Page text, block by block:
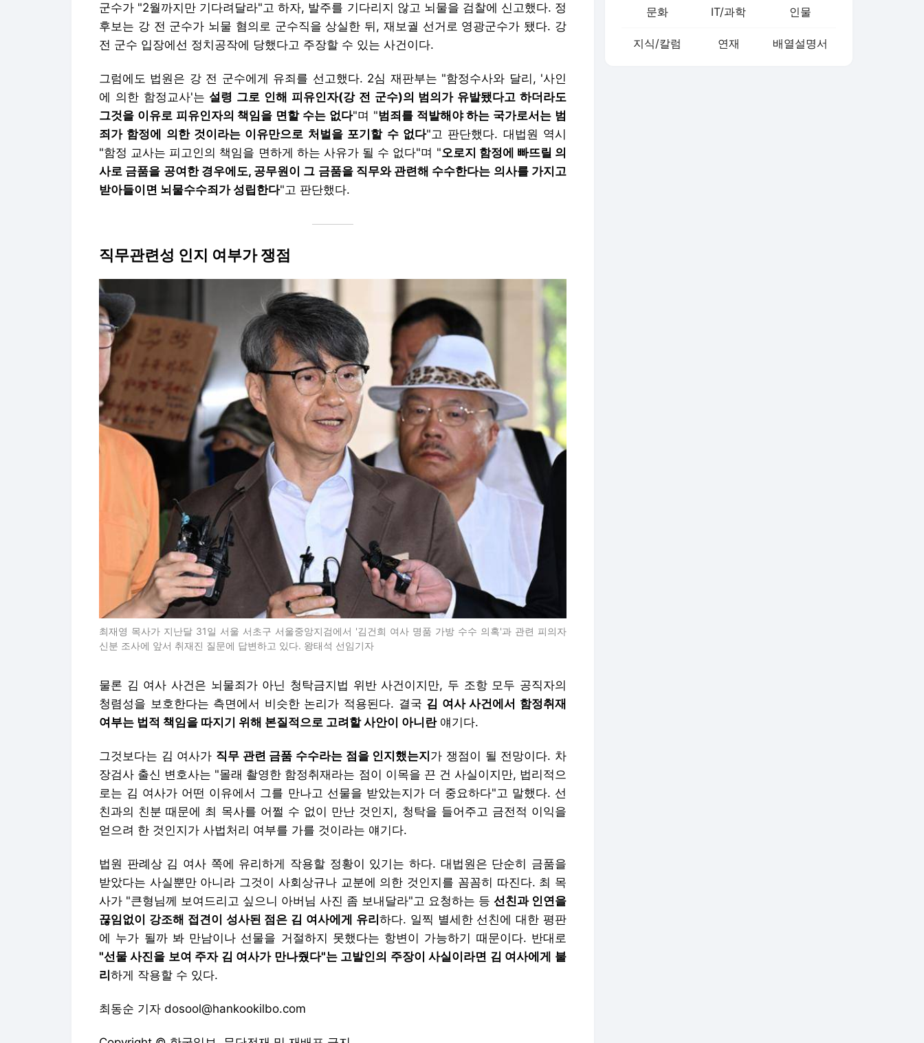
군수가 "2월까지만 기다려달라"고 하자, 발주를 기다리지 않고 뇌물을 검찰에 신고했다. 정
후보는 강 전 군수가 뇌물 혐의로 군수직을 상실한 뒤, 재보궐 선거로 영광군수가 됐다. 강
전 군수 입장에선 정치공작에 당했다고 주장할 수 있는 사건이다.
그럼에도 법원은 강 전 군수에게 유죄를 선고했다. 2심 재판부는 "함정수사와 달리, '사인
에 의한 함정교사'는설령 그로 인해 피유인자(강 전 군수)의 범의가 유발됐다고 하더라도
그것을 이유로 피유인자의 책임을 면할 수는 없다"며 "범죄를 적발해야 하는 국가로서는 범
죄가 함정에 의한 것이라는 이유만으로 처벌을 포기할 수 없다"고 판단했다. 대법원 역시
"함정 교사는 피고인의 책임을 면하게 하는 사유가 될 수 없다"며 "오로지 함정에 빠뜨릴 의
사로 금품을 공여한 경우에도, 공무원이 그 금품을 직무와 관련해 수수한다는 의사를 가지고
받아들이면 뇌물수수죄가 성립한다"고 판단했다.
직무관련성 인지 여부가 쟁점
최재영 목사가 지난달 31일 서울 서초구 서울중앙지검에서 '김건희 여사 명품 가방 수수 의혹'과 관련 피의자
신분 조사에 앞서 취재진 질문에 답변하고 있다. 왕태석 선임기자
물론 김 여사 사건은 뇌물죄가 아닌 청탁금지법 위반 사건이지만, 두 조항 모두 공직자의
청렴성을 보호한다는 측면에서 비슷한 논리가 적용된다. 결국 김 여사 사건에서 함정취재
여부는 법적 책임을 따지기 위해 본질적으로 고려할 사안이 아니란얘기다.
그것보다는 김 여사가 직무 관련 금품 수수라는 점을 인지했는지 가 쟁점이 될 전망이다. 차
장검사 출신 변호사는 "몰래 촬영한 함정취재라는 점이 이목을 끈 건 사실이지만, 법리적으
로는 김 여사가 어떤 이유에서 그를 만나고 선물을 받았는지가 더 중요하다"고 말했다. 선
친과의 친분 때문에 최 목사를 어쩔 수 없이 만난 것인지, 청탁을 들어주고 금전적 이익을
얻으려 한 것인지가 사법처리 여부를 가를 것이라는 얘기다.
법원 판례상 김 여사 쪽에 유리하게 작용할 정황이 있기는 하다. 대법원은 단순히 금품을
받았다는 사실뿐만 아니라 그것이 사회상규나 교분에 의한 것인지를 꼼꼼히 따진다. 최 목
사가 "큰형님께 보여드리고 싶으니 아버님 사진 좀 보내달라"고 요청하는 등 선친과 인연을
끊임없이 강조해 접견이 성사된 점은 김 여사에게 유리 하다. 일찍 별세한 선친에 대한 평판
에 누가 될까 봐 만남이나 선물을 거절하지 못했다는 항변이 가능하기 때문이다. 반대로
"선물 사진을 보여 주자 김 여사가 만나줬다"는 고발인의 주장이 사실이라면 김 여사에게 불
리 하게 작용할 수 있다.
최동순 기자 dosool@hankookilbo.com
문화 IT/과학 인물
지식/칼럼 연재 배열설명서